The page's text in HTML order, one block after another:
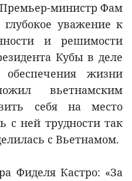
министр Фам
уважение к
и решимости
Кубы в деле
жизни
вьетнамским
себя на место
с ней трудности так
с Вьетнамом.
Фиделя Кастро: «За